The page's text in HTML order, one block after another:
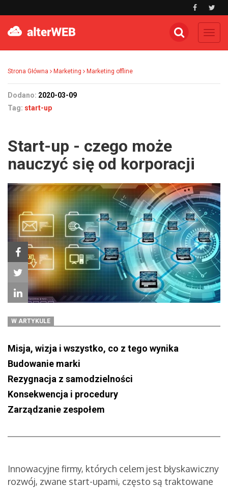
Strona Główna Marketing Marketing offline
Dodano: 2020-03-09
Tag: start-up
Start-up - czego może
nauczyć się od korporacji
W ARTYKULE
Misja, wizja i wszystko, co z tego wynika
Budowanie marki
Rezygnacja z samodzielności
Konsekwencja i procedury
Zarządzanie zespołem
Innowacyjne firmy, których celem jest błyskawiczny
rozwój, zwane start-upami, często są traktowane